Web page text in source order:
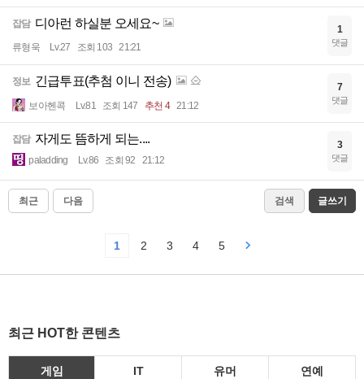
잡담 디아런 하실분 오세요~
류형욱 Lv.27 조회 103 21:21
1
댓글
정보 긴급투표(추첨 이니 전송)
보아헨콕 Lv.81 조회 147 추천 4 21:12
7
댓글
잡담 자게도 뜸하게 되는....
paladding Lv.86 조회 92 21:12
3
댓글
최근 다음 검색 글쓰기
1 2 3 4 5
최근 HOT한 콘텐츠
게임 IT 유머 연예